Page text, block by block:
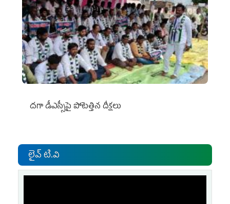
దగా డీఎస్సీపై పోటెత్తిన దీక్షలు
లైవ్ టి.వి